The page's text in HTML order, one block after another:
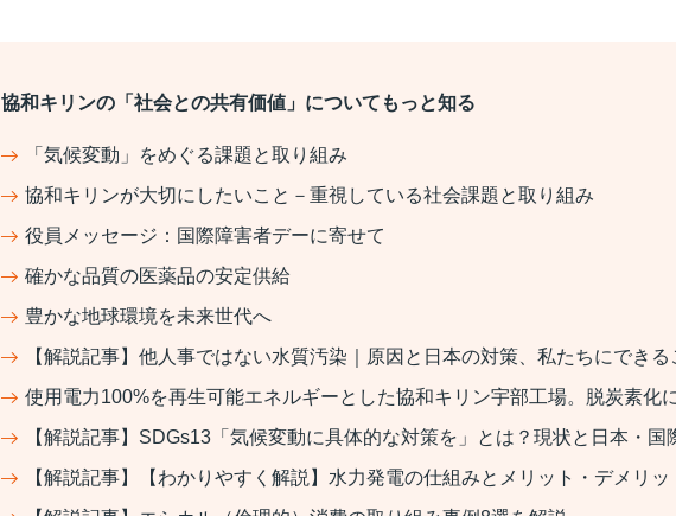
協和キリンの「社会との共有価値」についてもっと知る
「気候変動」をめぐる課題と取り組み
協和キリンが大切にしたいこと－重視している社会課題と取り組み
役員メッセージ：国際障害者デーに寄せて
確かな品質の医薬品の安定供給
豊かな地球環境を未来世代へ
【解説記事】他人事ではない水質汚染｜原因と日本の対策、私たちにできる
使用電力100%を再生可能エネルギーとした協和キリン宇部工場。脱炭素化
【解説記事】SDGs13「気候変動に具体的な対策を」とは？現状と日本・国
【解説記事】【わかりやすく解説】水力発電の仕組みとメリット・デメリッ